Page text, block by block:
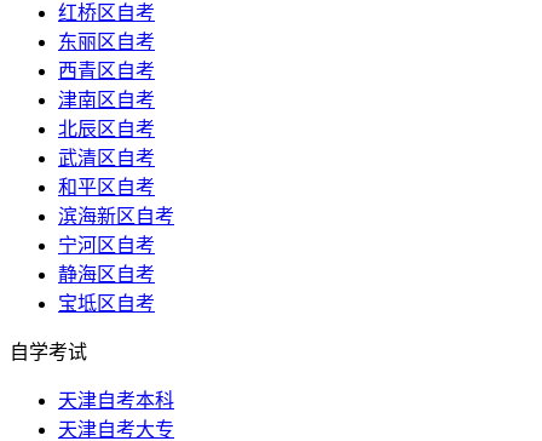
红桥区自考
东丽区自考
西青区自考
津南区自考
北辰区自考
武清区自考
和平区自考
滨海新区自考
宁河区自考
静海区自考
宝坻区自考
自学考试
天津自考本科
天津自考大专